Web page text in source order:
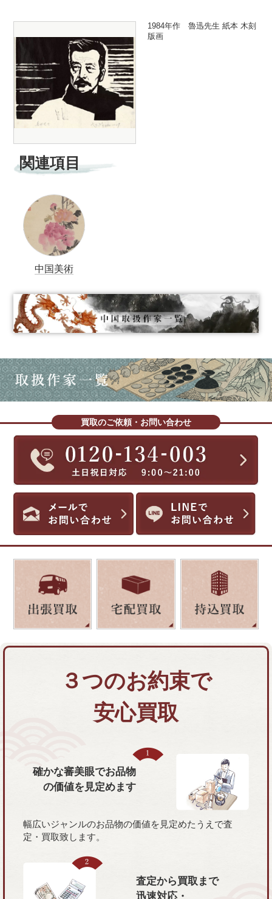
1984年作 魯迅先生 紙本 木刻
版画
関連項目
中国美術
買取のご依頼・お問い合わせ
３つのお約束で
安心買取
確かな審美眼でお品物
の価値を 見定めます
幅広いジャンルのお品物の価値を見定めたうえで査
定・買取致します。
査定から買取まで
迅速対応・